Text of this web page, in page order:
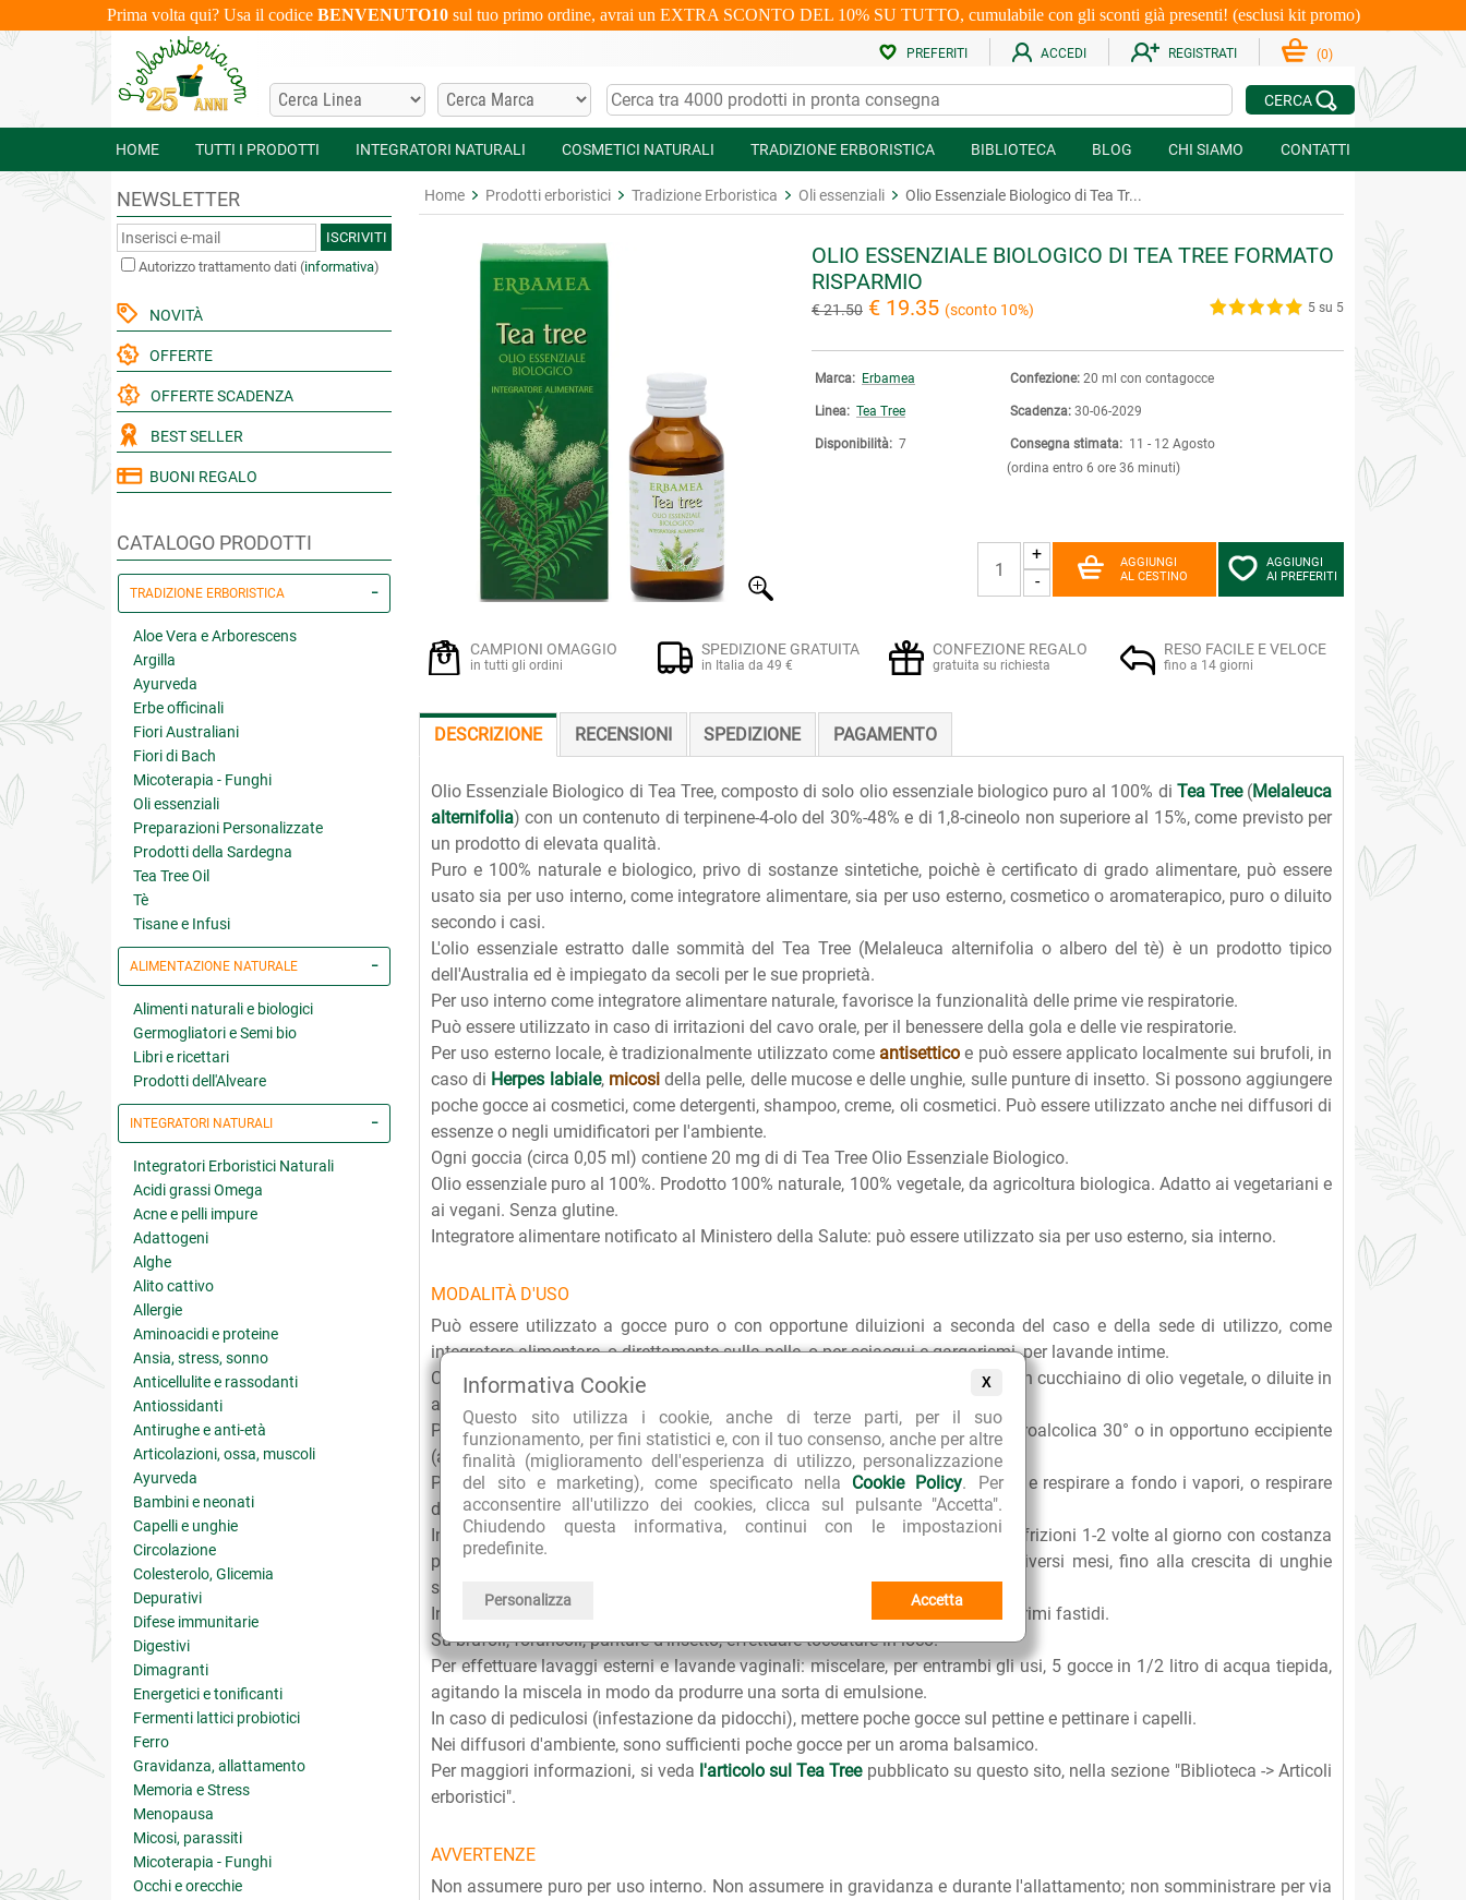
X
Informativa Cookie
Questo sito utilizza i cookie, anche di terze parti, per il suo
funzionamento, per fini statistici e, con il tuo consenso, anche per altre
finalità (miglioramento dell'esperienza di utilizzo, personalizzazione
del sito e marketing), come specificato nella Cookie Policy. Per
acconsentire all'utilizzo dei cookies, clicca sul pulsante "Accetta".
Chiudendo questa informativa, continui con le impostazioni
predefinite.
Personalizza Accetta
Prima volta qui? Usa il codice BENVENUTO10sul tuo primo ordine, avrai un EXTRA SCONTO DEL 10% SU TUTTO, cumulabile con gli sconti già presenti! (esclusi kit promo)
PREFERITI ACCEDI REGISTRATI (0)
CERCA
HOME TUTTI I PRODOTTI INTEGRATORI NATURALI COSMETICI NATURALI TRADIZIONE ERBORISTICA BIBLIOTECA BLOG CHI SIAMO CONTATTI
NEWSLETTER
ISCRIVITI
Autorizzo trattamento dati (informativa)
NOVITÀ
OFFERTE
OFFERTE SCADENZA
BEST SELLER
BUONI REGALO
CATALOGO PRODOTTI
TRADIZIONE ERBORISTICA
Aloe Vera e Arborescens
Argilla
Ayurveda
Erbe officinali
Fiori Australiani
Fiori di Bach
Micoterapia - Funghi
Oli essenziali
Preparazioni Personalizzate
Prodotti della Sardegna
Tea Tree Oil
Tè
Tisane e Infusi
ALIMENTAZIONE NATURALE
Alimenti naturali e biologici
Germogliatori e Semi bio
Libri e ricettari
Prodotti dell'Alveare
INTEGRATORI NATURALI
Integratori Erboristici Naturali
Acidi grassi Omega
Acne e pelli impure
Adattogeni
Alghe
Alito cattivo
Allergie
Aminoacidi e proteine
Ansia, stress, sonno
Anticellulite e rassodanti
Antiossidanti
Antirughe e anti-età
Articolazioni, ossa, muscoli
Ayurveda
Bambini e neonati
Capelli e unghie
Circolazione
Colesterolo, Glicemia
Depurativi
Difese immunitarie
Digestivi
Dimagranti
Energetici e tonificanti
Fermenti lattici probiotici
Ferro
Gravidanza, allattamento
Memoria e Stress
Menopausa
Micosi, parassiti
Micoterapia - Funghi
Occhi e orecchie
Home Prodotti erboristici Tradizione Erboristica Oli essenziali Olio Essenziale Biologico di Tea Tr...
OLIO ESSENZIALE BIOLOGICO DI TEA TREE FORMATO
RISPARMIO
€ 21.50 € 19.35 (sconto 10%) 5 su 5
Marca: Erbamea
Linea: Tea Tree
Disponibilità: 7
Confezione: 20 ml con contagocce
Scadenza: 30-06-2029
Consegna stimata: 11 - 12 Agosto
(ordina entro 6 ore 36 minuti)
+
-
AGGIUNGI
AL CESTINO
AGGIUNGI
AI PREFERITI
CAMPIONI OMAGGIO
in tutti gli ordini
SPEDIZIONE GRATUITA
in Italia da 49 €
CONFEZIONE REGALO
gratuita su richiesta
RESO FACILE E VELOCE
fino a 14 giorni
DESCRIZIONE RECENSIONI SPEDIZIONE PAGAMENTO
Olio Essenziale Biologico di Tea Tree, composto di solo olio essenziale biologico puro al 100% di Tea Tree(Melaleuca
alternifolia) con un contenuto di terpinene-4-olo del 30%-48% e di 1,8-cineolo non superiore al 15%, come previsto per
un prodotto di elevata qualità.
Puro e 100% naturale e biologico, privo di sostanze sintetiche, poichè è certificato di grado alimentare, può essere
usato sia per uso interno, come integratore alimentare, sia per uso esterno, cosmetico o aromaterapico, puro o diluito
secondo i casi.
L'olio essenziale estratto dalle sommità del Tea Tree (Melaleuca alternifolia o albero del tè) è un prodotto tipico
dell'Australia ed è impiegato da secoli per le sue proprietà.
Per uso interno come integratore alimentare naturale, favorisce la funzionalità delle prime vie respiratorie.
Può essere utilizzato in caso di irritazioni del cavo orale, per il benessere della gola e delle vie respiratorie.
Per uso esterno locale, è tradizionalmente utilizzato come antisettico e può essere applicato localmente sui brufoli, in
caso di Herpes labiale, micosidella pelle, delle mucose e delle unghie, sulle punture di insetto. Si possono aggiungere
poche gocce ai cosmetici, come detergenti, shampoo, creme, oli cosmetici. Può essere utilizzato anche nei diffusori di
essenze o negli umidificatori per l'ambiente.
Ogni goccia (circa 0,05 ml) contiene 20 mg di di Tea Tree Olio Essenziale Biologico.
Olio essenziale puro al 100%. Prodotto 100% naturale, 100% vegetale, da agricoltura biologica. Adatto ai vegetariani e
ai vegani. Senza glutine.
Integratore alimentare notificato al Ministero della Salute: può essere utilizzato sia per uso esterno, sia interno.
MODALITÀ D'USO
Può essere utilizzato a gocce puro o con opportune diluizioni a seconda del caso e della sede di utilizzo, come
integratore alimentare, o direttamente sulla pelle, o per sciacqui e gargarismi, per lavande intime.
Come integratore alimentare, assumere 2-3 gocce per 2-3 volte al giorno, in un cucchiaino di olio vegetale, o diluite in
acqua, o su una zolletta di zucchero o in un cucchiaino di miele.
Per uso locale nel cavo orale: poche gocce di olio essenziale in soluzione idroalcolica 30° o in opportuno eccipiente
(anche acqua), per eseguire gargarismi, sciacqui.
Per suffumigi in caso di naso chiuso, diluire poche gocce in acqua bollente e respirare a fondo i vapori, o respirare
dopo averne messo alcune gocce su un fazzoletto.
In caso di micosi cutanee, ungueali e del piede, eseguire toccature e leggere frizioni 1-2 volte al giorno con costanza
per alcune settimane. In caso di onicomicosi, protrarre l'applicazione per diversi mesi, fino alla crescita di unghie
sane, e continuare ancora per qualche tempo per prevenire recidive.
In caso di l'herpes labiale, effettuare toccature in loco appena si avvertono i primi fastidi.
Su brufoli, foruncoli, punture d'insetto, effettuare toccature in loco.
Per effettuare lavaggi esterni e lavande vaginali: miscelare, per entrambi gli usi, 5 gocce in 1/2 litro di acqua tiepida,
agitando la miscela in modo da produrre una sorta di emulsione.
In caso di pediculosi (infestazione da pidocchi), mettere poche gocce sul pettine e pettinare i capelli.
Nei diffusori d'ambiente, sono sufficienti poche gocce per un aroma balsamico.
Per maggiori informazioni, si veda l'articolo sul Tea Treepubblicato su questo sito, nella sezione "Biblioteca -> Articoli
erboristici".
AVVERTENZE
Non assumere puro per uso interno. Non assumere in gravidanza e durante l'allattamento; non somministrare per via